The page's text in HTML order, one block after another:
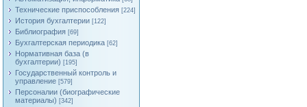
Технические приспособления [224]
История бухгалтерии [122]
Библиография [69]
Бухгалтерская периодика [62]
Нормативная база (в
бухгалтерии) [195]
Государственный контроль и
управление [579]
Персоналии (биографические
материалы) [342]